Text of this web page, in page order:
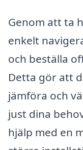
Genom att ta
enkelt
och beställa
Detta gör att
jämföra och
just dina
hjälp med en